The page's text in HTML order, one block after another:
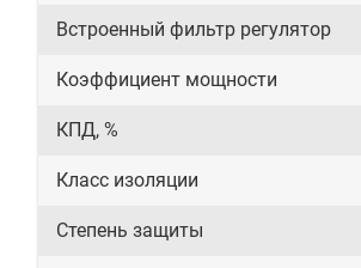
Встроенный фильтр регулятор
Коэффициент мощности
КПД, %
Класс изоляции
Степень защиты